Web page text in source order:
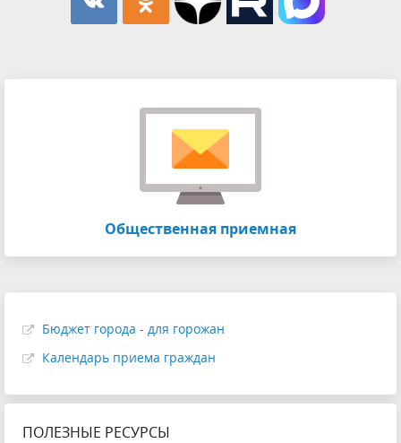
Общественная приемная
Бюджет города - для горожан
Календарь приема граждан
ПОЛЕЗНЫЕ РЕСУРСЫ